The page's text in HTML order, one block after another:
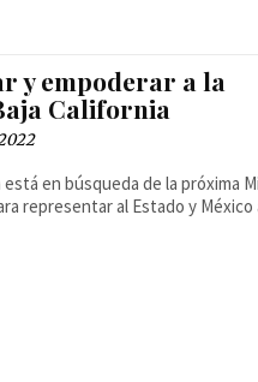
y empoderar a la
California
en búsqueda de la próxima
representar al Estado y México